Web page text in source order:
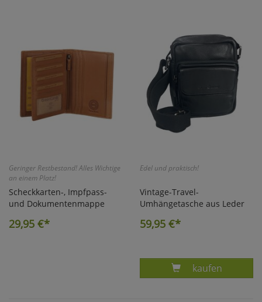
Geringer Restbestand! Alles Wichtige
an einem Platz!
Scheckkarten-, Impfpass-
und Dokumentenmappe
29,95 €*
Edel und praktisch!
Vintage-Travel-
Umhängetasche aus Leder
59,95 €*
Produkt
kaufen